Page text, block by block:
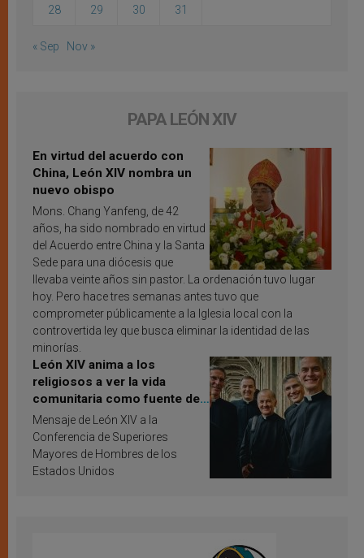
28 29 30 31
« Sep Nov »
PAPA LEÓN XIV
En virtud del acuerdo con
China, León XIV nombra un
nuevo obispo
Mons. Chang Yanfeng, de 42
años, ha sido nombrado en virtud
del Acuerdo entre China y la Santa
Sede para una diócesis que
llevaba veinte años sin pastor. La ordenación tuvo lugar
hoy. Pero hace tres semanas antes tuvo que
comprometer públicamente a la Iglesia local con la
controvertida ley que busca eliminar la identidad de las
minorías.
León XIV anima a los
religiosos a ver la vida
comunitaria como fuente de
inspiración y santificación
Mensaje de León XIV a la
Conferencia de Superiores
Mayores de Hombres de los
Estados Unidos